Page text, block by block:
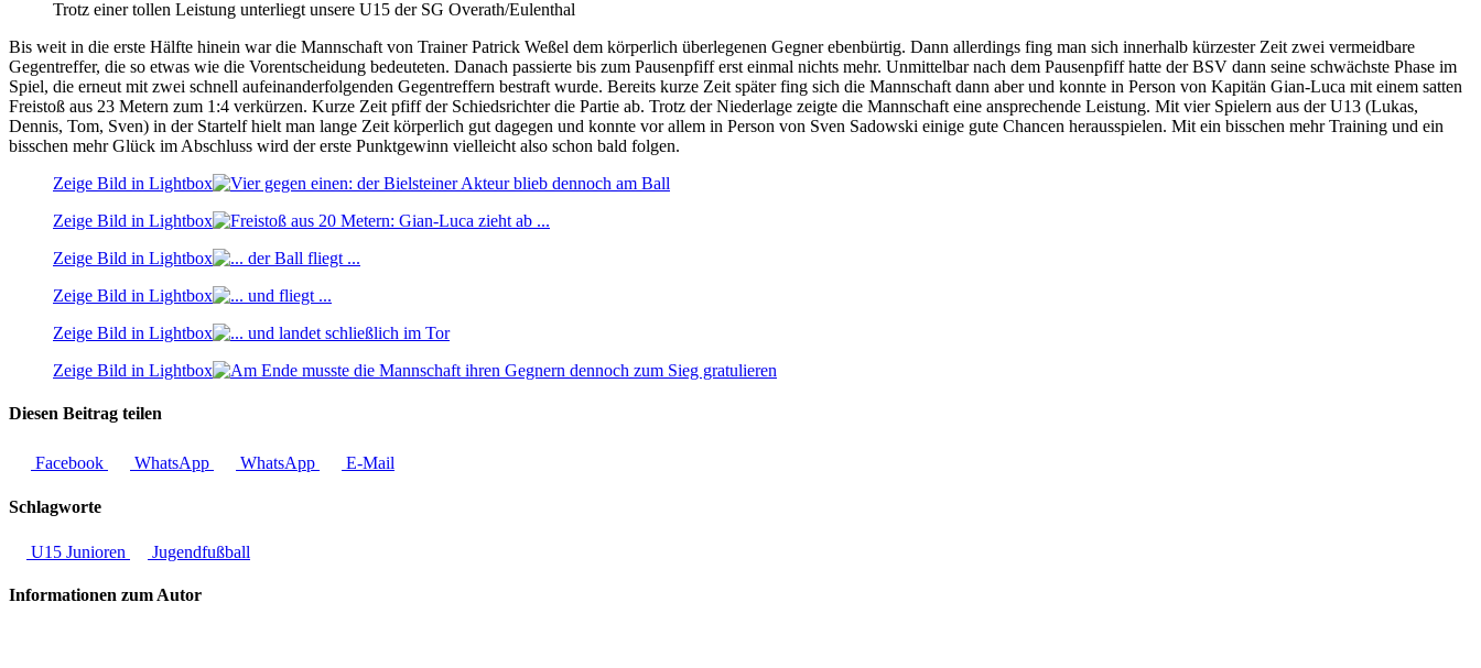
Trotz einer tollen Leistung unterliegt unsere U15 der SG Overath/Eulenthal
Bis weit in die erste Hälfte hinein war die Mannschaft von Trainer Patrick Weßel dem körperlich überlegenen Gegner ebenbürtig. Dann allerdings fing man sich innerhalb kürzester Zeit zwei vermeidbare
Gegentreffer, die so etwas wie die Vorentscheidung bedeuteten. Danach passierte bis zum Pausenpfiff erst einmal nichts mehr. Unmittelbar nach dem Pausenpfiff hatte der BSV dann seine schwächste Phase im
Spiel, die erneut mit zwei schnell aufeinanderfolgenden Gegentreffern bestraft wurde. Bereits kurze Zeit später fing sich die Mannschaft dann aber und konnte in Person von Kapitän Gian-Luca mit einem satten
Freistoß aus 23 Metern zum 1:4 verkürzen. Kurze Zeit pfiff der Schiedsrichter die Partie ab. Trotz der Niederlage zeigte die Mannschaft eine ansprechende Leistung. Mit vier Spielern aus der U13 (Lukas,
Dennis, Tom, Sven) in der Startelf hielt man lange Zeit körperlich gut dagegen und konnte vor allem in Person von Sven Sadowski einige gute Chancen herausspielen. Mit ein bisschen mehr Training und ein
bisschen mehr Glück im Abschluss wird der erste Punktgewinn vielleicht also schon bald folgen.
Zeige Bild in Lightbox
Zeige Bild in Lightbox
Zeige Bild in Lightbox
Zeige Bild in Lightbox
Zeige Bild in Lightbox
Zeige Bild in Lightbox
Diesen Beitrag teilen
Facebook WhatsApp WhatsApp E-Mail
Schlagworte
U15 Junioren Jugendfußball
Informationen zum Autor